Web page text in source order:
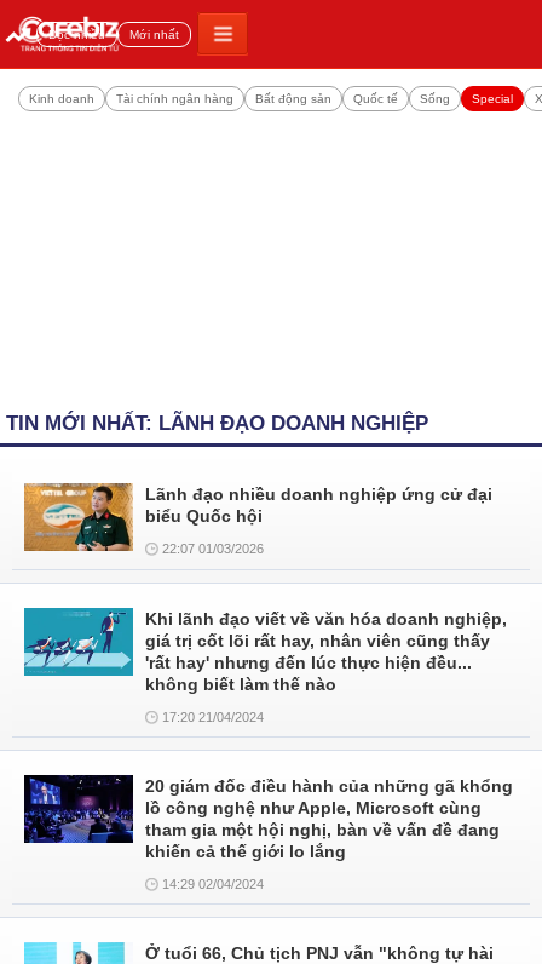
Đọc nhiều Mới nhất
Kinh doanh Tài chính ngân hàng Bất động sản Quốc tế Sống Special
TIN MỚI NHẤT: LÃNH ĐẠO DOANH NGHIỆP
Lãnh đạo nhiều doanh nghiệp ứng cử đại
biểu Quốc hội
22:07 01/03/2026
Khi lãnh đạo viết về văn hóa doanh nghiệp,
giá trị cốt lõi rất hay, nhân viên cũng thấy
'rất hay' nhưng đến lúc thực hiện đều...
không biết làm thế nào
17:20 21/04/2024
20 giám đốc điều hành của những gã khổng
lồ công nghệ như Apple, Microsoft cùng
tham gia một hội nghị, bàn về vấn đề đang
khiến cả thế giới lo lắng
14:29 02/04/2024
Ở tuổi 66, Chủ tịch PNJ vẫn "không tự hài